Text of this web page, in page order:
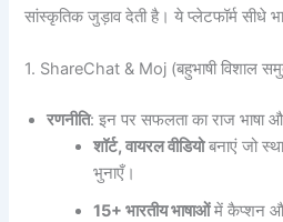
सांस्कृतिक जुड़ाव देती है। ये प्लेटफॉर्म सीधे
1. ShareChat & Moj (बहुभाषी विशाल
रणनीति: इन पर सफलता का राज भाषा
शॉर्ट, वायरल वीडियोबनाएं जो
भुनाएँ।
15+ भारतीय भाषाओंमें कैप्शन